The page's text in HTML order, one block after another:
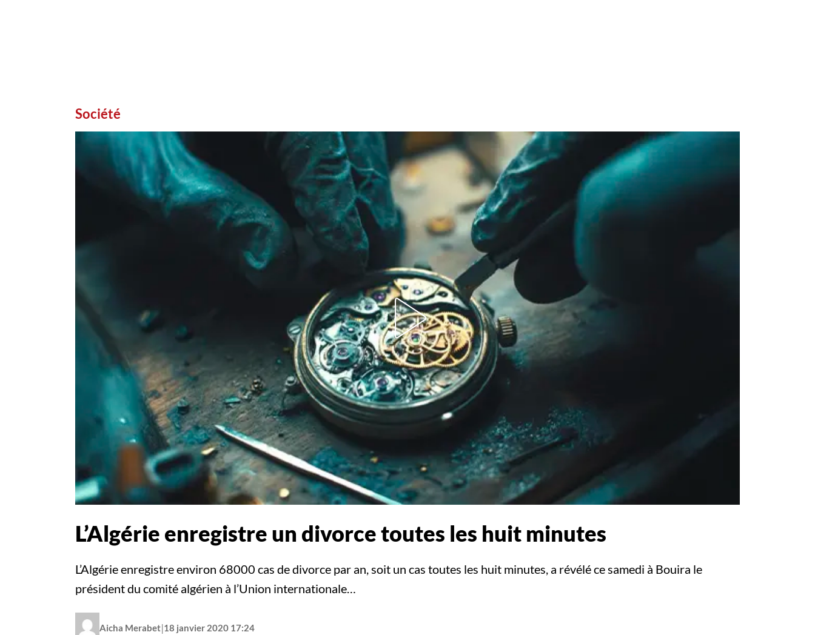
Société
L’Algérie enregistre un divorce toutes les huit minutes
L’Algérie enregistre environ 68000 cas de divorce par an, soit un cas toutes les huit minutes, a révélé ce samedi à Bouira le
président du comité algérien à l’Union internationale…
Aicha Merabet|18 janvier 2020 17:24